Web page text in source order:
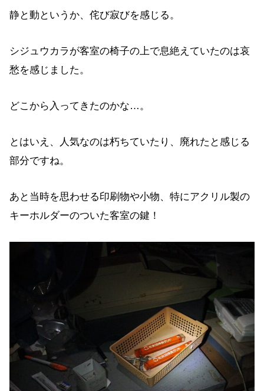
静と動というか、侘び寂びを感じる。
シジュウカラが客室の椅子の上で息絶えていたのは哀
愁を感じました。
どこから入ってきたのかな…。
とはいえ、人気なのは朽ちていたり、廃れたと感じる
部分ですね。
あと当時を思わせる印刷物や小物、特にアクリル製の
キーホルダーのついた客室の鍵！